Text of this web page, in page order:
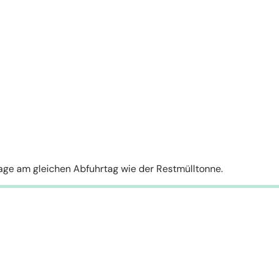
am gleichen Abfuhrtag wie der Restmülltonne.